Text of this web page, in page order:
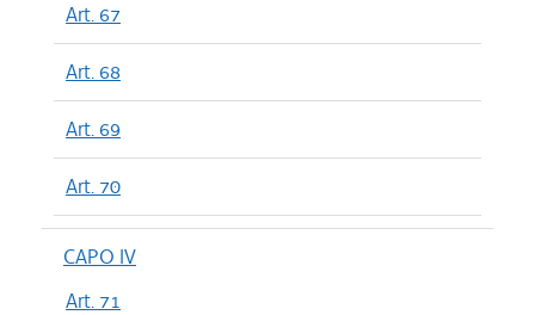
Art. 67
Art. 68
Art. 69
Art. 70
CAPO IV
Art. 71